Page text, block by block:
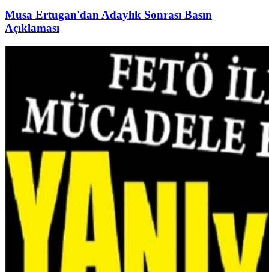
Musa Ertugan'dan Adaylık Sonrası Basın
Açıklaması